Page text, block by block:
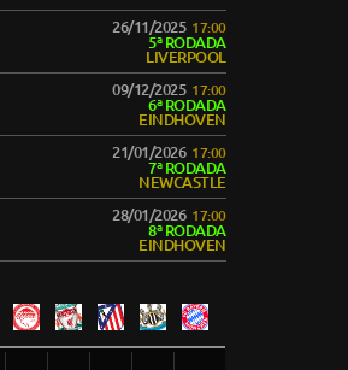
26/11/2025 17:00
5ª RODADA
LIVERPOOL
09/12/2025 17:00
6ª RODADA
EINDHOVEN
21/01/2026 17:00
7ª RODADA
NEWCASTLE
28/01/2026 17:00
8ª RODADA
EINDHOVEN